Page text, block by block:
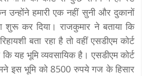
हमारी एक नहीं सुनी और दुकानों
शुरू कर दिया। राजकुमार ने बताया कि
बता रहा है तो वहीं एसडीएम कोर्ट
यह भूमि व्यवसायिक है। एसडीएम कोर्ट
इस भूमि को 8500 रुपये गज के हिसार